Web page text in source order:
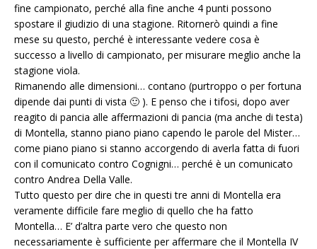
fine campionato, perché alla fine anche 4 punti possono
spostare il giudizio di una stagione. Ritornerò quindi a fine
mese su questo, perché è interessante vedere cosa è
successo a livello di campionato, per misurare meglio anche la
stagione viola.
Rimanendo alle dimensioni… contano (purtroppo o per fortuna
dipende dai punti di vista 🙂 ). E penso che i tifosi, dopo aver
reagito di pancia alle affermazioni di pancia (ma anche di testa)
di Montella, stanno piano piano capendo le parole del Mister…
come piano piano si stanno accorgendo di averla fatta di fuori
con il comunicato contro Cognigni… perché è un comunicato
contro Andrea Della Valle.
Tutto questo per dire che in questi tre anni di Montella era
veramente difficile fare meglio di quello che ha fatto
Montella… E’ d’altra parte vero che questo non
necessariamente è sufficiente per affermare che il Montella IV